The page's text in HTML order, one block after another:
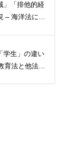
」「排他的経
– 海洋法にお
学生」の違い
育法と他法律